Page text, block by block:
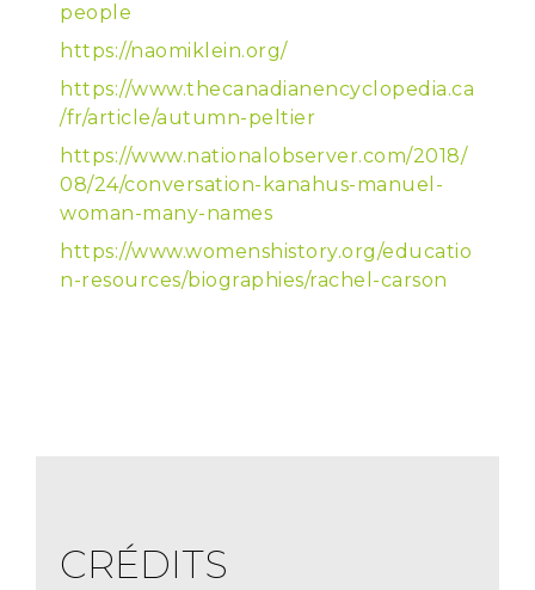
people
https://naomiklein.org/
https://www.thecanadianencyclopedia.ca
/fr/article/autumn-peltier
https://www.nationalobserver.com/2018/
08/24/conversation-kanahus-manuel-
woman-many-names
https://www.womenshistory.org/educatio
n-resources/biographies/rachel-carson
CRÉDITS